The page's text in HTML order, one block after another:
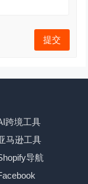
跨境工具
马逊工具
导航